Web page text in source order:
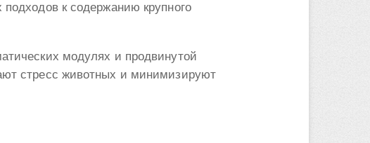
к содержанию крупного
модулях и продвинутой
стресс животных и минимизируют